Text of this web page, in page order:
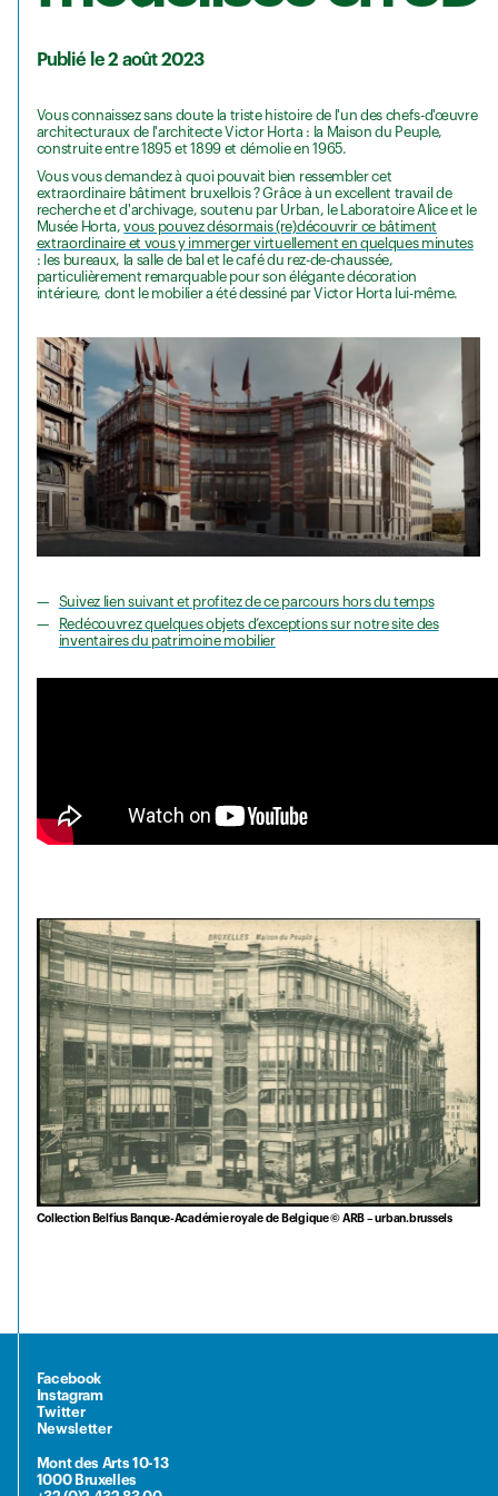
Publié le 2 août 2023
Vous connaissez sans doute la triste histoire de l'un des chefs-d'œuvre
architecturaux de l'architecte Victor Horta : la Maison du Peuple,
construite entre 1895 et 1899 et démolie en 1965.
Vous vous demandez à quoi pouvait bien ressembler cet
extraordinaire bâtiment bruxellois ? Grâce à un excellent travail de
recherche et d'archivage, soutenu par Urban, le Laboratoire Alice et le
Musée Horta,vous pouvez désormais (re)découvrir ce bâtiment
extraordinaire et vous y immerger virtuellement en quelques minutes
: les bureaux, la salle de bal et le café du rez-de-chaussée,
particulièrement remarquable pour son élégante décoration
intérieure, dont le mobilier a été dessiné par Victor Horta lui-même.
Suivez lien suivant et profitez de ce parcours hors du temps
Redécouvrez quelques objets d’exceptions sur notre site des
inventaires du patrimoine mobilier
Collection Belfius Banque-Académie royale de Belgique © ARB – urban.brussels
Facebook
Instagram
Twitter
Newsletter
Mont des Arts 10-13
1000 Bruxelles